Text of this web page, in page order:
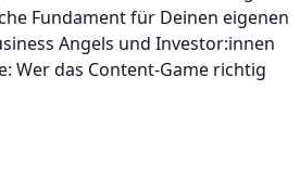
Fundament für Deinen eigenen
Angels und Investor:innen
Wer das Content-Game richtig